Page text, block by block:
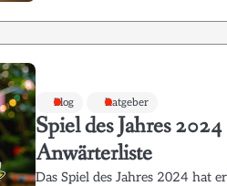
Blog Ratgeber
Spiel des Jahres
Anwärterliste
Das Spiel des Jahres 2024 hat